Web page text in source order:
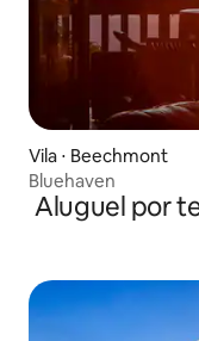
Vila ⋅ Beechmont
Bluehaven
Aluguel por